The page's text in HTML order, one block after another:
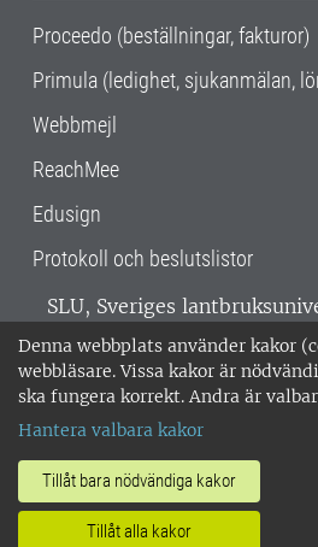
Denna webbplats använder kakor
webbläsare. Vissa kakor är
ska fungera korrekt. Andra är
Hantera valbara kakor
Tillåt bara nödvändiga kakor
Tillåt alla kakor
Proceedo (beställningar, fakturor)
Primula (ledighet, sjukanmälan,
Webbmejl
ReachMee
Edusign
Protokoll och beslutslistor
SLU, Sveriges
verksamhet över hela
Alnarp, Uppsala och Umeå.
miljöcertifierat enligt ISO
018-67 10 00 • Org nr:
Om SLU:s webbplatser
•Hantera kakor•
personuppgifter